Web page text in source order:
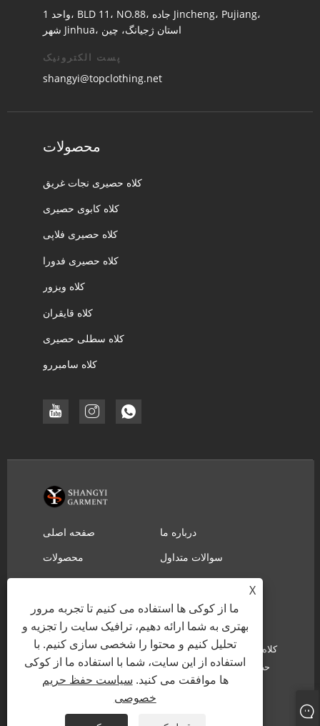
واحد 1، BLD 11، NO.88، جاده Jincheng، Pujiang،
شهر Jinhua، استان ژجیانگ، چین
پست الکترونیک
shangyi@topclothing.net
محصولات
کلاه حصیری نجات غریق
کلاه کابوی حصیری
کلاه حصیری فلاپی
کلاه حصیری فدورا
کلاه ویزور
کلاه قایقران
کلاه سطلی حصیری
کلاه سامبررو
صفحه اصلی
درباره ما
محصولات
سوالات متداول
دانلود
ارسال استعلام
تماس با ما
حق چاپ © 2022 YIWU SHANGYI GARMENT CO.,LTD - کلاه
حصیری نجات غریق، کلاه حصیری کابوی - کلیه حقوق محفوظ
است.
X
ما از کوکی ها استفاده می کنیم تا تجربه مرور
بهتری به شما ارائه دهیم، ترافیک سایت را تجزیه و
تحلیل کنیم و محتوا را شخصی سازی کنیم. با
استفاده از این سایت، شما با استفاده ما از کوکی
ها موافقت می کنید. سیاست حفظ حریم
خصوصی